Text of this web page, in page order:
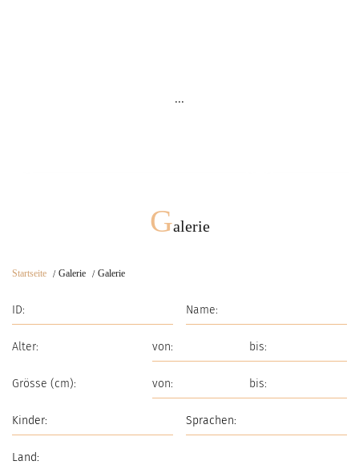
...
Galerie
Startseite Galerie Galerie
Alter:
Grösse (cm):